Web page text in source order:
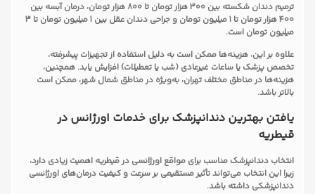
ترمیم دندان شکسته بین 300 هزار تومان تا 800 هزار تومان، درمان آبسه بین
400 هزار تومان تا 1 میلیون تومان و جراحی دندان عقل بین 1 میلیون تومان تا 3
میلیون تومان است.
علاوه بر این، هزینه‌ها ممکن است به دلیل استفاده از تجهیزات پیشرفته،
تخصص پزشک یا ساعات غیرعادی (شب یا تعطیلات) افزایش یابد. همچنین،
هزینه‌ها در مناطق مختلف تهران، به‌ویژه در مناطق شمال شهر، ممکن است
بالاتر باشد.
یافتن بهترین دندانپزشک برای خدمات اورژانس در
قیطریه
انتخاب دندانپزشک مناسب برای مواقع اورژانسی در قیطریه اهمیت زیادی دارد،
زیرا این انتخاب می‌تواند تأثیر مستقیمی بر سرعت و کیفیت درمان‌های اورژانسی
دندانپزشکی داشته باشد.